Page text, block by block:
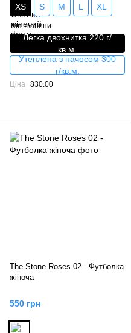
XS S M L XL
Тип тканини
Легка двохнитка 220 г/
кв.м.
Утеплена з начосом 300
г/кв.м.
Ціна 830.00
The Stone Roses 02 - Футболка
жіноча
550 грн